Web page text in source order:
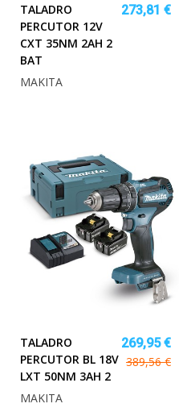
TALADRO
PERCUTOR 12V
CXT 35NM 2AH 2
BAT
273,81 €
MAKITA
TALADRO
PERCUTOR BL 18V
LXT 50NM 3AH 2
269,95 €
389,56 €
MAKITA